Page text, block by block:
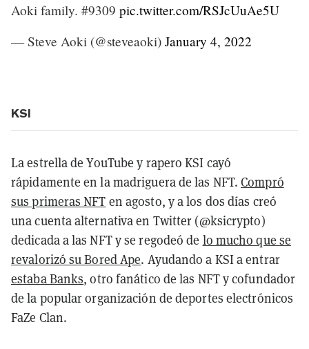
Aoki family. #9309 pic.twitter.com/RSJcUuAe5U
— Steve Aoki (@steveaoki) January 4, 2022
KSI
La estrella de YouTube y rapero KSI cayó
rápidamente en la madriguera de las NFT.Compró
sus primeras NFT en agosto, y a los dos días creó
una cuenta alternativa en Twitter (@ksicrypto)
dedicada a las NFT y se regodeó de lo mucho que se
revalorizó su Bored Ape. Ayudando a KSI a entrar
estaba Banks, otro fanático de las NFT y cofundador
de la popular organización de deportes electrónicos
FaZe Clan.